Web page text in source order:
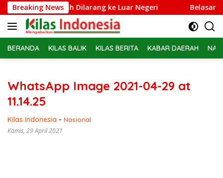
Langsung
ke
konten
Breaking News
Adriansyah Dilarang ke Luar Negeri Belasan
BERANDA KILAS BALIK KILAS BERITA KABAR DAERAH
WhatsApp Image 2021-04-29 at
11.14.25
Kilas Indonesia - Nasional
Kamis, 29 April 2021